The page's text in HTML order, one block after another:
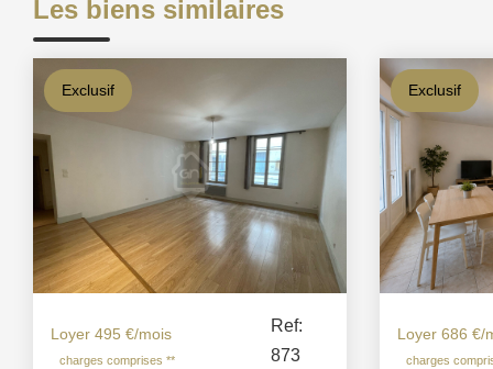
Les biens similaires
Exclusif
Loyer 495 €/mois
charges comprises **
Ref:
873
Exclusif
Loyer 686 €/
charges